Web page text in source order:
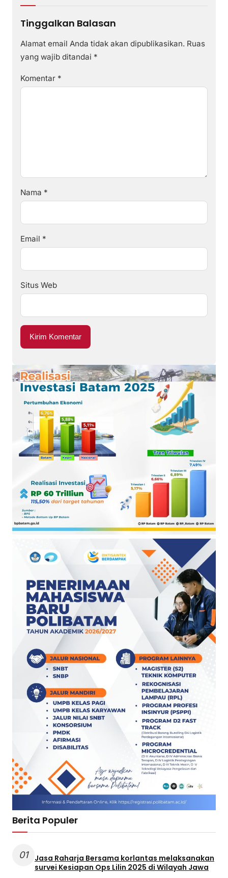
Tinggalkan Balasan
Alamat email Anda tidak akan dipublikasikan. Ruas
yang wajib ditandai *
Komentar *
Nama *
Email *
Situs Web
Berita Populer
01
Jasa Raharja Bersama korlantas melaksanakan
survei Kesiapan Ops Lilin 2025 di Wilayah Jawa